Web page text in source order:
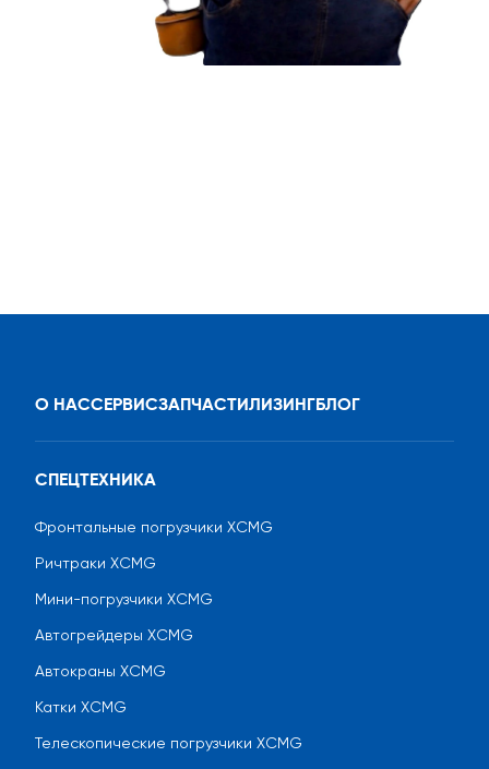
О НАССЕРВИСЗАПЧАСТИЛИЗИНГБЛОГ
СПЕЦТЕХНИКА
Фронтальные погрузчики XCMG
Ричтраки XCMG
Мини-погрузчики XCMG
Автогрейдеры XCMG
Автокраны XCMG
Катки XCMG
Телескопические погрузчики XCMG